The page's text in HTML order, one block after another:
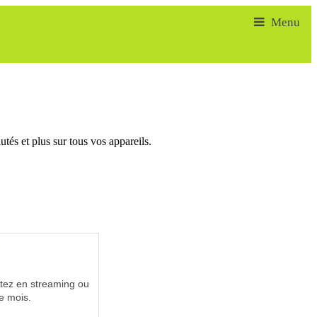
et plus sur tous vos appareils.
en streaming ou
mois.